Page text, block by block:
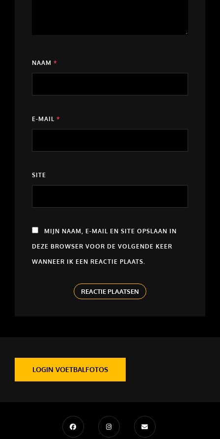
NAAM *
E-MAIL *
SITE
MIJN NAAM, E-MAIL EN SITE OPSLAAN IN
DEZE BROWSER VOOR DE VOLGENDE KEER
WANNEER IK EEN REACTIE PLAATS.
LOGIN VOETBALFOTOS